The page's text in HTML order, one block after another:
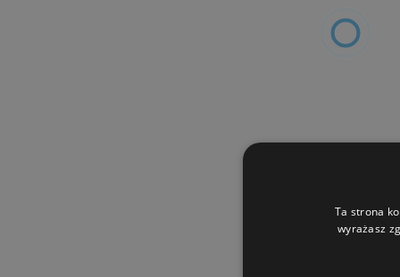
Ta strona
wyrażasz